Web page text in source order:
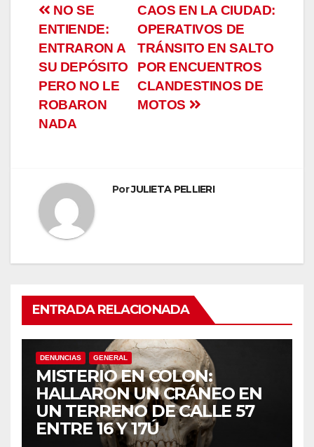
Navegación
de
entradas
CAOS EN LA CIUDAD:
OPERATIVOS DE
TRÁNSITO EN SALTO
POR ENCUENTROS
CLANDESTINOS DE
MOTOS
NO SE
ENTIENDE:
ENTRARON A
SU DEPÓSITO
PERO NO LE
ROBARON
NADA
PorJULIETA PELLIERI
ENTRADA RELACIONADA
DENUNCIAS GENERAL
MISTERIO EN COLON:
HALLARON UN CRÁNEO EN
UN TERRENO DE CALLE 57
ENTRE 16 Y 17Ú